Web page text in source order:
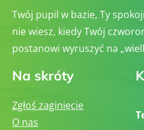
Twój pupil w bazie, Ty
nie wiesz, kiedy Twój
postanowi wyruszyć na
Na skróty
Zgłoś zaginięcie
O nas